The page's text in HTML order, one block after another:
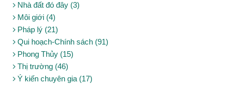
Nhà đất đó đây (3)
Môi giới (4)
Pháp lý (21)
Qui hoạch-Chính sách (91)
Phong Thủy (15)
Thị trường (46)
Ý kiến chuyên gia (17)